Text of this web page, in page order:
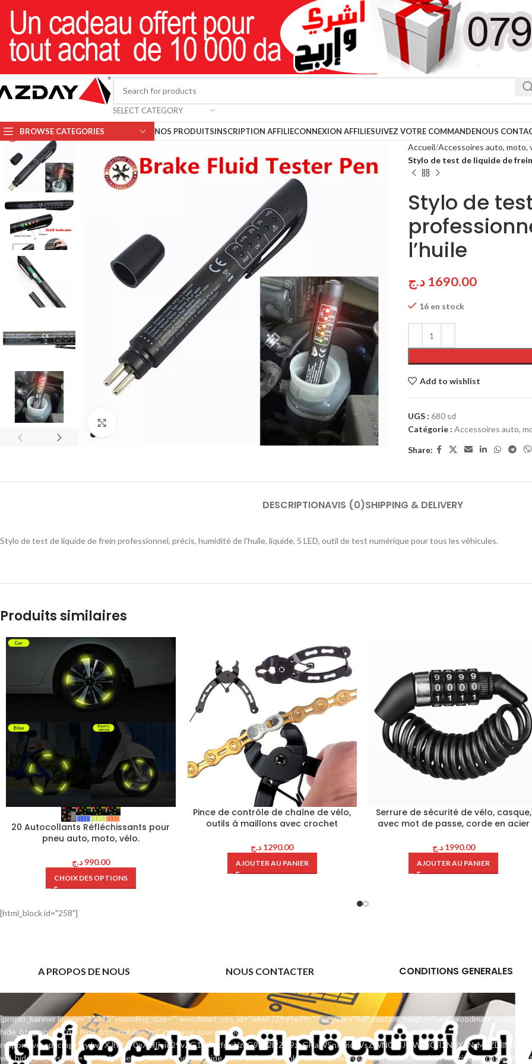
SELECT CATEGORY
BROWSE CATEGORIES NOS PRODUITSINSCRIPTION AFFILIECONNEXION AFFILIESUIVEZ VOTRE COMMANDENOUS
Accueil Accessoires auto, moto,
Stylo de test de liquide de
Stylo de
l’huile
1690.00 د.ج
16 en stock
Add to wishlist
UGS : 680 sd
Catégorie : Accessoires auto,
Share:
DESCRIPTIONAVIS (0)SHIPPING & DELIVERY
Stylo de test de liquide de frein professionnel, précis, humidité de l’huile, liquide, 5 LED, outil de test numérique pour tous les véhicules.
Produits similaires
20 Autocollants Réfléchissants pour
pneu auto, moto, vélo.
990.00 د.ج
CHOIX DES OPTIONS
Pince de contrôle de chaîne de vélo,
outils à maillons avec crochet
1290.00 د.ج
AJOUTER AU PANIER
Serrure de sécurité de vélo, casque,
avec mot de passe, corde en acier
1990.00 د.ج
AJOUTER AU PANIER
[html_block id="258"]
A PROPOS DE NOUS NOUS CONTACTER CONDITIONS GENERALES
[promo_banner image="11315" rounding_size="" woodmart_css_id="6469739d9e79c" img_size="full" custom_height="yes"
hide_btn_tablet="no" hide_btn_mobile="no" increase_spaces="no"
wd_hide_on_desktop="no" wd_hide_on_tablet="no" wd_hide_on_mobile="no" link="url:https%3A%2F%2Fazday.shop%2Finscription-